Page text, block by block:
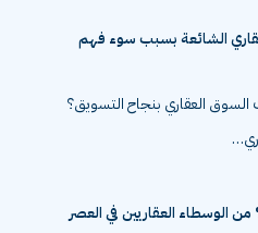
الشائعة بسبب سوء فهم
العقاري بنجاح التسويق؟
يفشل 90% من الوسطاء العقاريين في العصر